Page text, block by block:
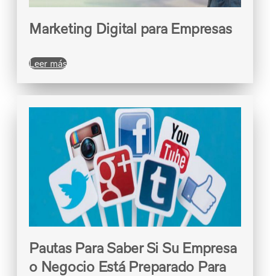
Marketing Digital para Empresas
Leer más
Pautas Para Saber Si Su Empresa
o Negocio Está Preparado Para